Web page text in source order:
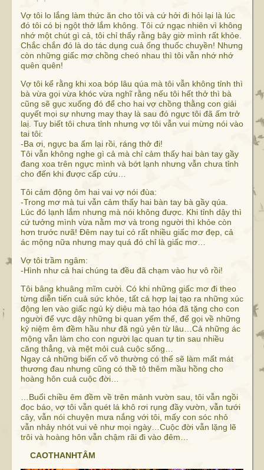
Vợ tôi lo lắng làm thức ăn cho tôi và cứ hởi đi hỏi lại là lúc
đó tôi có bị ngột thở lắm không. Tôi cứ ngạc nhiên vì không
nhớ một chút gì cả, tôi chỉ thấy rằng bây giờ mình rất khỏe.
Chắc chắn đó là do tác dụng cuả ống thuốc chuyền! Nhưng
còn những giấc mơ chồng cheó nhau thì tôi vẫn nhớ nhớ
quên quên!
Vợ tôi kể rằng khi xoa bóp lâu qúa mà tôi vẫn không tỉnh thì
bà vừa gọi vừa khóc vừa nghĩ rằng nếu tôi hết thở thì bà
cũng sẽ gục xuống đó để cho hai vợ chồng thằng con giải
quyết mọi sự nhưng may thay là sau đó ngực tôi đã ấm trở
laị. Tuy biết tôi chưa tỉnh nhưng vợ tôi vẫn vui mừng nói vào
tai tôi:
-Ba ơi, ngực ba ấm lại rồi, ráng thở đi!
Tôi vẫn không nghe gì cả mà chỉ cảm thấy hai bàn tay gầy
đang xoa trên ngực mình và bớt lạnh nhưng vẫn chưa tỉnh
cho đến khi được cấp cứu…
Tôi cảm động ôm hai vai vợ nói đùa:
-Trong mơ mà tui vẫn cảm thấy hai bàn tay bà gầy qúa.
Lúc đó lạnh lắm nhưng mà nói không được. Khi tỉnh dậy thì
cứ tưởng mình vừa nằm mơ và trong người thì khỏe còn
hơn trước nưã! Đêm nay tui có rất nhiều giấc mơ đẹp, cả
ác mộng nữa nhưng may quá đó chỉ là giấc mơ…
Vợ tôi trầm ngâm:
-Hình như cả hai chúng ta đều đã chạm vào hư vô rồi!
Tôi bâng khuâng mĩm cười. Có khi những giấc mơ đi theo
từng diễn tiến cuả sức khỏe, tất cả hợp laị tạo ra những xúc
động len vào giấc ngủ kỳ diệu mà tạo hóa đã tặng cho con
người để vực dậy những bi quan yếm thế, để gọi về những
kỷ niệm êm đềm hầu như đã ngủ yên từ lâu…Cả những ác
mộng vẫn làm cho con người lạc quan tự tin sau nhiều
căng thẳng, và mệt mỏi cuả cuộc sống…
Ngay cả những biến cố vô thường có thể sẽ làm mất mát
thương đau nhưng cũng có thề tô thêm mầu hồng cho
hoàng hôn cuả cuộc đời…
…Buổi chiều êm đềm về trên mảnh vườn sau, tôi vẫn ngồi
đọc báo, vợ tôi vẫn quét lá khô rơi rụng đầy vườn, vẫn tưới
cây, vẫn nói chuyện mưa nắng với tôi, mấy con sóc nhỏ
vẫn nhảy nhót vui vẻ như mọi ngày…Cuộc đời vẫn lặng lẽ
trôi và hoàng hôn vẫn chậm rãi đi vào đêm…
CAOTHANHTÂM